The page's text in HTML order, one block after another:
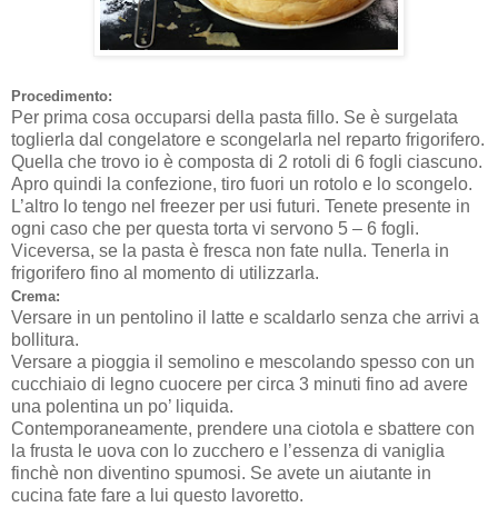
Procedimento:
Per prima cosa occuparsi della pasta fillo. Se è surgelata
toglierla dal congelatore e scongelarla nel reparto frigorifero.
Quella che trovo io è composta di 2 rotoli di 6 fogli ciascuno.
Apro quindi la confezione, tiro fuori un rotolo e lo scongelo.
L’altro lo tengo nel freezer per usi futuri. Tenete presente in
ogni caso che per questa torta vi servono 5 – 6 fogli.
Viceversa, se la pasta è fresca non fate nulla. Tenerla in
frigorifero fino al momento di utilizzarla.
Crema:
Versare in un pentolino il latte e scaldarlo senza che arrivi a
bollitura.
Versare a pioggia il semolino e mescolando spesso con un
cucchiaio di legno cuocere per circa 3 minuti fino ad avere
una polentina un po’ liquida.
Contemporaneamente, prendere una ciotola e sbattere con
la frusta le uova con lo zucchero e l’essenza di vaniglia
finchè non diventino spumosi. Se avete un aiutante in
cucina fate fare a lui questo lavoretto.